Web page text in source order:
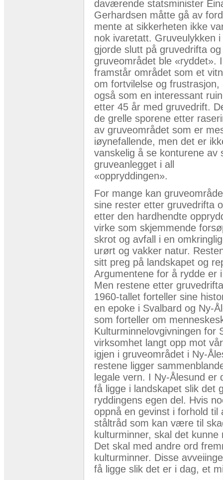
daværende statsminister
Gerhardsen måtte gå av
mente at sikkerheten ikke
nok ivaretatt. Gruveulykken i
gjorde slutt på gruvedrifta og
gruveområdet ble «ryddet».
framstår området som et
om fortvilelse og frustrasjon,
også som en interessant
etter 45 år med gruvedrift.
de grelle sporene etter
av gruveområdet som er
iøynefallende, men det er
vanskelig å se konturene av
gruveanlegget i all
«oppryddingen».
For mange kan
sine rester etter gruvedrifta
etter den hardhendte
virke som skjemmende
skrot og avfall i en
urørt og vakker natur.
sitt preg på landskapet og
Argumentene for å rydde er
Men restene etter
1960-tallet forteller sine
en epoke i Svalbard og Ny-
som forteller om
Kulturminnelovgivningen for
virksomhet langt opp mot
igjen i gruveområdet i Ny-
restene ligger
legale vern. I Ny-Ålesund
få ligge i landskapet slik det
ryddingens egen del. Hvis
oppnå en gevinst i forhold
ståltråd som kan være til
kulturminner, skal det
Det skal med andre ord
kulturminner. Disse
få ligge slik det er i dag, et